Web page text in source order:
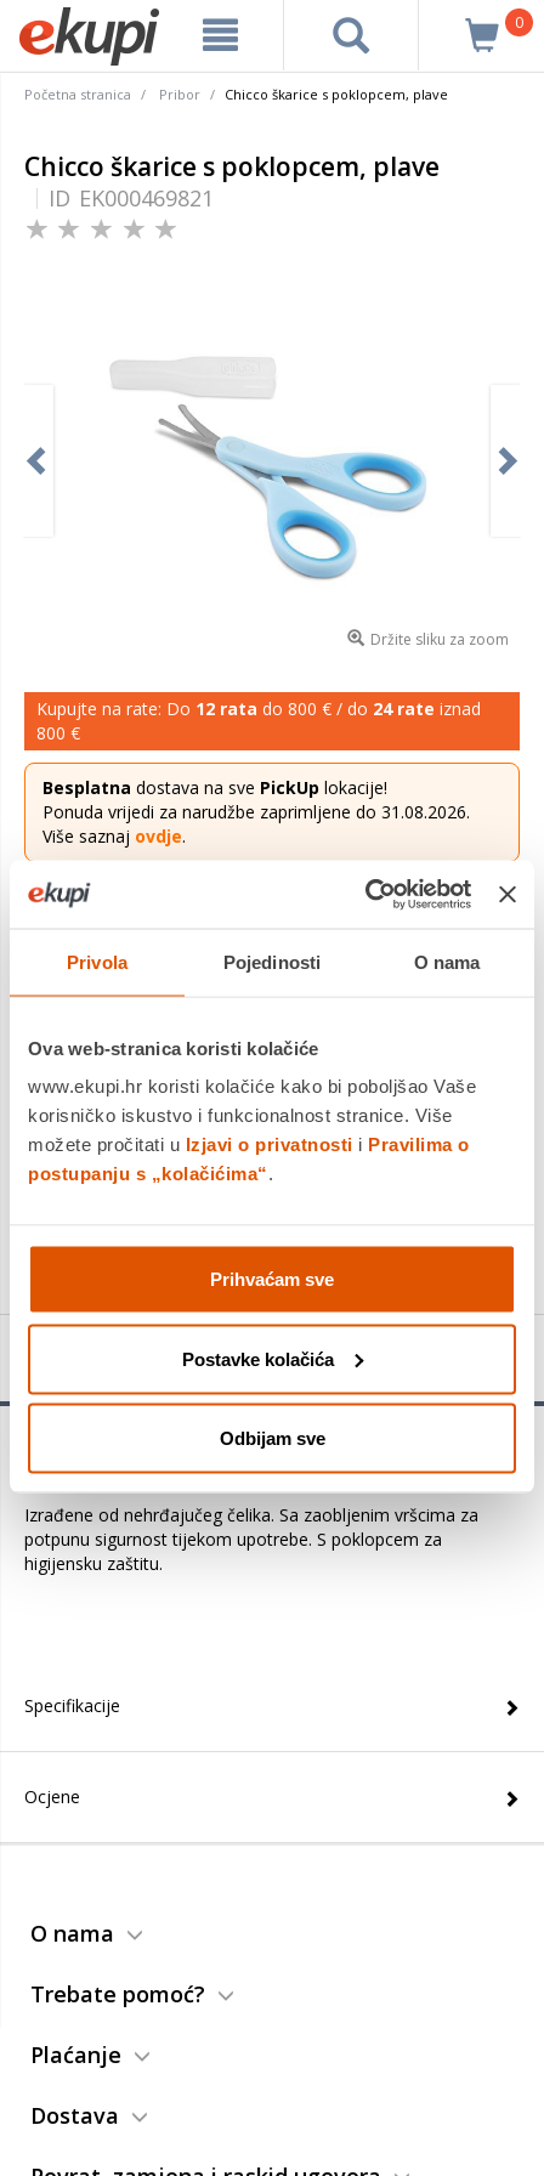
Privola Pojedinosti O nama
Ova web-stranica koristi kolačiće
www.ekupi.hr koristi kolačiće kako bi poboljšao Vaše
korisničko iskustvo i funkcionalnost stranice. Više
možete pročitati u Izjavi o privatnosti i Pravilima o
postupanju s „kolačićima“.
Prihvaćam sve
Postavke kolačića
Odbijam sve
0
Početna stranica Pribor Chicco škarice s poklopcem, plave
Chicco škarice s poklopcem, plave
ID EK000469821
Držite sliku za zoom
Kupujte na rate: Do 12 rata do 800 € / do 24 rate iznad
800 €
Besplatna dostava na sve PickUp lokacije!
Ponuda vrijedi za narudžbe zaprimljene do 31.08.2026.
Više saznaj ovdje.
Cijena 6,63 €
Škarice za nokte s poklopcem su izvrsne za prvo rezanje
Platite gotovinom pri preuzimanju, Internet bankarstvom, karticama
jednokratno i na rate
Povrat robe moguć unutar 14 dana
KUPITE ODMAH
Škarice za nokte s poklopcem su izvrsne za prvo rezanje
noktića vaših najmlađih.
Izrađene od nehrđajučeg čelika. Sa zaobljenim vršcima za
potpunu sigurnost tijekom upotrebe. S poklopcem za
higijensku zaštitu.
Specifikacije
Ocjene
O nama
Trebate pomoć?
Plaćanje
Dostava